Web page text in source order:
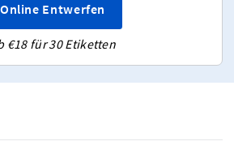
Online Entwerfen
€18 für 30 Etiketten